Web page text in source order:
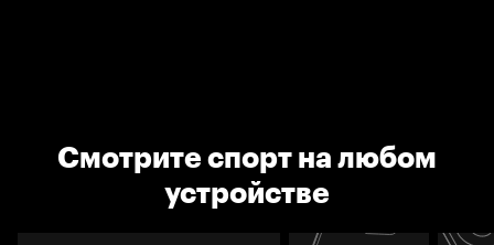
Смотрите спорт на любом
устройстве